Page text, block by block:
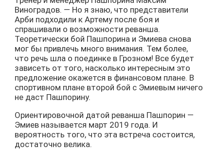
Виноградов. — Но я знаю, что представители
Арби подходили к Артему после боя и
спрашивали о возможности реванша.
Теоретически бой Пашпорина и Эмиева снова
мог бы привлечь много внимания. Тем более,
что речь шла о поединке в Грозном! Все будет
зависеть от того, насколько интересным это
предложение окажется в финансовом плане. В
спортивном плане второй бой с Эмиевым ничего
не даст Пашпорину.
Ориентировочной датой реванша Пашпорин —
Эмиев называется март 2019 года. И
вероятность того, что эта встреча состоится,
достаточно велика.